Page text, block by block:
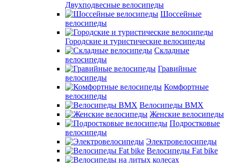
Двухподвесные велосипеды
Шоссейные
велосипеды
Городские и туристические велосипеды
Складные
велосипеды
Гравийные
велосипеды
Комфортные
велосипеды
Велосипеды BMX
Женские велосипеды
Подростковые
велосипеды
Электровелосипеды
Велосипеды Fat bike